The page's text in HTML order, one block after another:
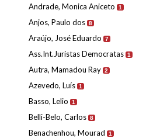
Andrade, Monica Aniceto 1
Anjos, Paulo dos 8
Araújo, José Eduardo 7
Ass.Int.Juristas Democratas 1
Autra, Mamadou Ray 2
Azevedo, Luís 1
Basso, Lelio 1
Belli-Belo, Carlos 8
Benachenhou, Mourad 1